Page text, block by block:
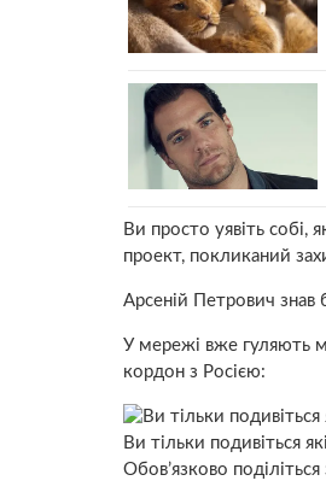
Ви просто уявіть собі,
проект, покликаний
Арсеній Петрович знав
У мережі вже гуляють
кордон з Росією:
Ви тільки подивіться
Обов’язково